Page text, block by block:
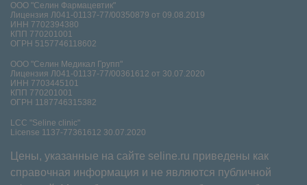
ООО "Селин Фармацевтик"
Лицензия Л041-01137-77/00350879 от 09.08.2019
ИНН 7702394380
КПП 770201001
ОГРН 5157746118602
ООО "Селин Медикал Групп"
Лицензия Л041-01137-77/00361612 от 30.07.2020
ИНН 7703445101
КПП 770201001
ОГРН 1187746315382
LCC "Seline clinic"
License 1137-77361612 30.07.2020
Цены, указанные на сайте seline.ru приведены как
справочная информация и не являются публичной